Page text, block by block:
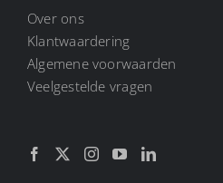
Over ons
Klantwaardering
Algemene voorwaarden
Veelgestelde vragen